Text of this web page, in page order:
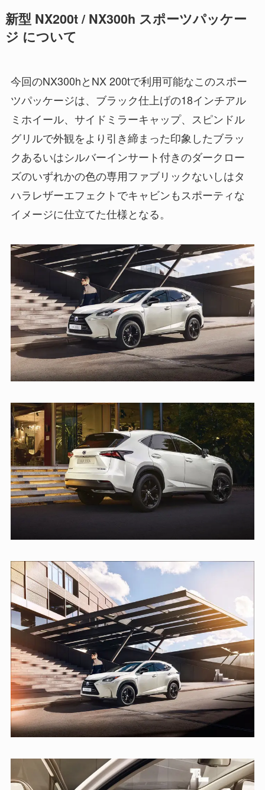
新型 NX200t / NX300h スポーツパッケー
ジ について
今回のNX300hとNX 200tで利用可能なこのスポー
ツパッケージは、ブラック仕上げの18インチアル
ミホイール、サイドミラーキャップ、スピンドル
グリルで外観をより引き締まった印象したブラッ
クあるいはシルバーインサート付きのダークロー
ズのいずれかの色の専用ファブリックないしはタ
ハラレザーエフェクトでキャビンもスポーティな
イメージに仕立てた仕様となる。